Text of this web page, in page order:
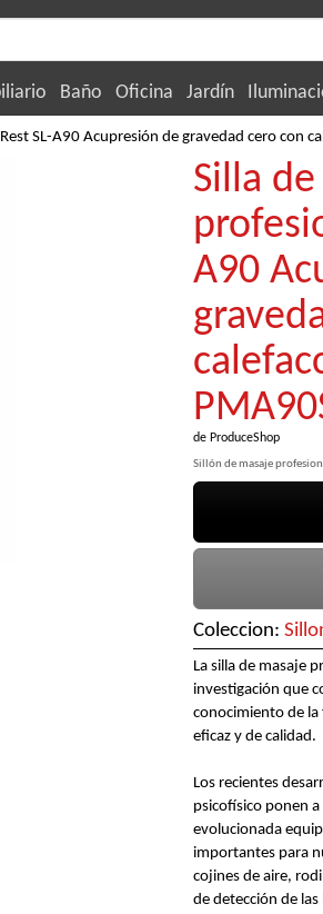
Baño Oficina Jardín
SL-A90 Acupresión de gravedad cero con
Silla
A90
de ProduceShop
Sillón de masaje
Coleccion:
La silla de masaje
investigación que
conocimiento de
eficaz y de calidad.
Los recientes
psicofísico ponen
evolucionada
importantes para
cojines de aire,
de detección de